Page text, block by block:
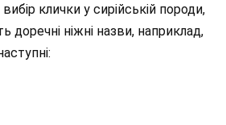
клички у сирійській породи,
доречні ніжні назви, наприклад,